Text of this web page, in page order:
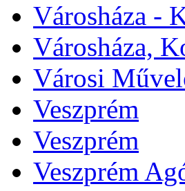
Városháza -
Városháza,
Városi
Veszprém
Veszprém
Veszprém